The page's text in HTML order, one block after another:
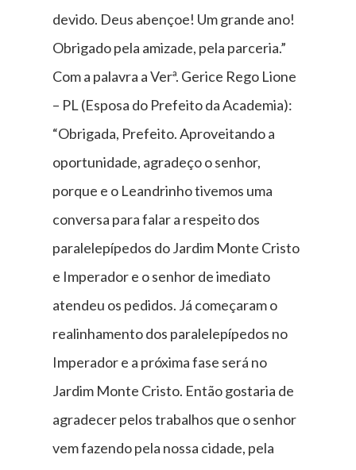
devido. Deus abençoe! Um grande ano!
Obrigado pela amizade, pela parceria.”
Com a palavra a Verª. Gerice Rego Lione
– PL (Esposa do Prefeito da Academia):
“Obrigada, Prefeito. Aproveitando a
oportunidade, agradeço o senhor,
porque e o Leandrinho tivemos uma
conversa para falar a respeito dos
paralelepípedos do Jardim Monte Cristo
e Imperador e o senhor de imediato
atendeu os pedidos. Já começaram o
realinhamento dos paralelepípedos no
Imperador e a próxima fase será no
Jardim Monte Cristo. Então gostaria de
agradecer pelos trabalhos que o senhor
vem fazendo pela nossa cidade, pela